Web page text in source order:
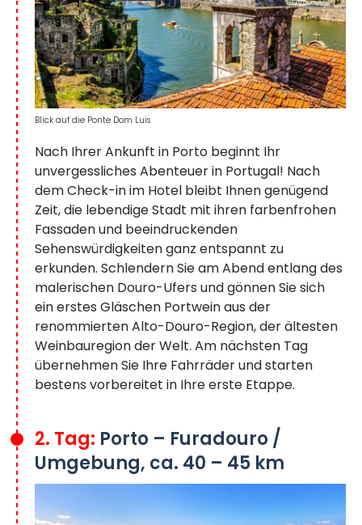
Nach Ihrer Ankunft in Porto beginnt Ihr
unvergessliches Abenteuer in Portugal! Nach
dem Check-in im Hotel bleibt Ihnen genügend
Zeit, die lebendige Stadt mit ihren farbenfrohen
Fassaden und beeindruckenden
Sehenswürdigkeiten ganz entspannt zu
erkunden. Schlendern Sie am Abend entlang des
malerischen Douro-Ufers und gönnen Sie sich
ein erstes Gläschen Portwein aus der
renommierten Alto-Douro-Region, der ältesten
Weinbauregion der Welt. Am nächsten Tag
übernehmen Sie Ihre Fahrräder und starten
bestens vorbereitet in Ihre erste Etappe.
Blick auf die Ponte Dom Luis
2. Tag: Porto – Furadouro /
Umgebung, ca. 40 – 45 km